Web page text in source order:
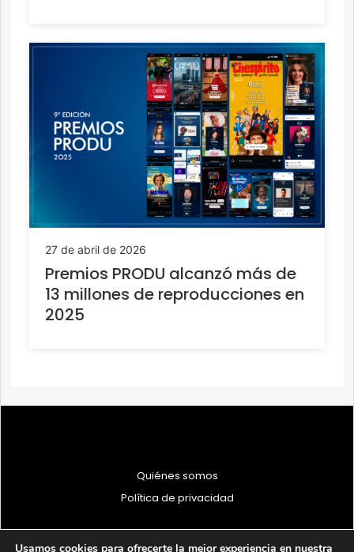
27 de abril de 2026
Premios PRODU alcanzó más de
13 millones de reproducciones en
2025
Quiénes somos
Política de privacidad
Usamos cookies para ofrecerte la mejor experiencia en nuestra